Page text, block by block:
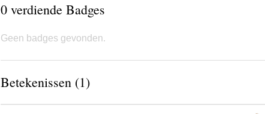
0 verdiende Badges
Geen badges gevonden.
Betekenissen (1)